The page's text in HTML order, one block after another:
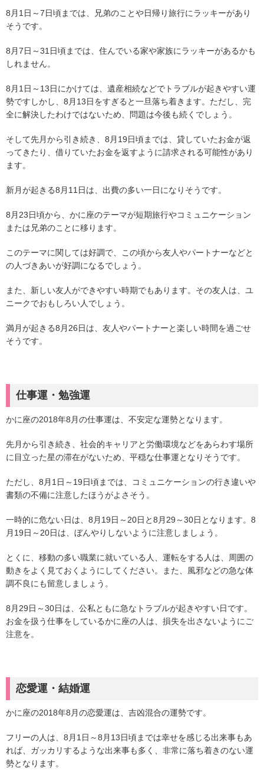
8月1日～7日頃までは、兄弟のことや日帰り旅行にラッキーがあり
そうです。
8月7日～31日頃までは、住んでいる家や家族にラッキーがあるかも
しれません。
8月1日～13日にかけては、遺産相続などでトラブルが起きやすい運
勢ですしかし、8月13日をすぎると一旦落ち着きます。ただし、完
全に解決したわけではないため、問題は今後も続くでしょう。
そして先月から引き続き、8月19日頃までは、貸していたお金が返
ってきたり、借りていたお金を返すように請求される可能性があり
ます。
新月が起きる8月11日は、出費の多い一日になりそうです。
8月23日頃から、かに座のテーマが短期旅行やコミュニケーション
または兄弟のことに移ります。
このテーマに関しては好調で、この頃から友人やパートナーなどと
の人づきあいが好調になるでしょう。
また、新しい友人ができやすい時期でもあります。その友人は、ユ
ニークでおもしろい人でしょう。
満月が起きる8月26日は、友人やパートナーと楽しい時間を過ごせ
そうです。
仕事運・勉強運
かに座の2018年8月の仕事運は、不安定な運勢となります。
先月から引き続き、社会的キャリアと労働環境などをあらわす場所
に目立った星の滞在がないため、平穏な仕事運となりそうです。
ただし、8月1日～19日頃までは、コミュニケーションの行き違いや
書類の不備に注意したほうがよさそう。
一時的に危ない日は、8月19日～20日と8月29～30日となります。8
月19日～20日は、ぼんやりしないように注意しましょう。
とくに、移動の多い職業に就いている人、運転をする人は、周囲の
動きをよく見ておくようにしてください。また、風邪などの急な体
調不良にも留意しましょう。
8月29日～30日は、公私ともに急なトラブルが起きやすい日です。
お金を扱う仕事をしているかに座の人は、損失を出さないようにご
注意を。
恋愛運・結婚運
かに座の2018年8月の恋愛運は、吉凶混合の運勢です。
フリーの人は、8月1日～8月13日頃までは幸せを感じる出来事もあ
れば、ガッカリするような出来事も多く、非常に落ち着きのない運
勢となります。